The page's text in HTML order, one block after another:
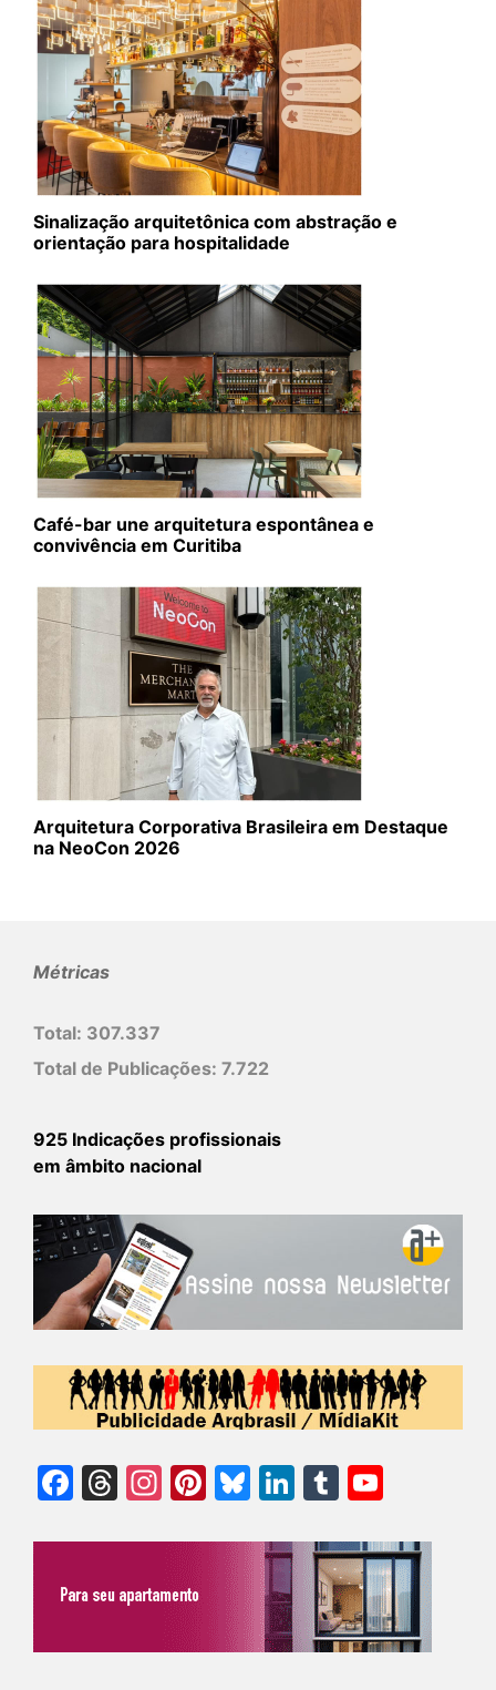
Sinalização arquitetônica com abstração e
orientação para hospitalidade
Café-bar une arquitetura espontânea e
convivência em Curitiba
Arquitetura Corporativa Brasileira em Destaque
na NeoCon 2026
Métricas
Total: 307.337
Total de Publicações: 7.722
925 Indicações profissionais
em âmbito nacional
Facebook
Threads
Instagram
Pinterest
Bluesky
LinkedIn
Tumblr